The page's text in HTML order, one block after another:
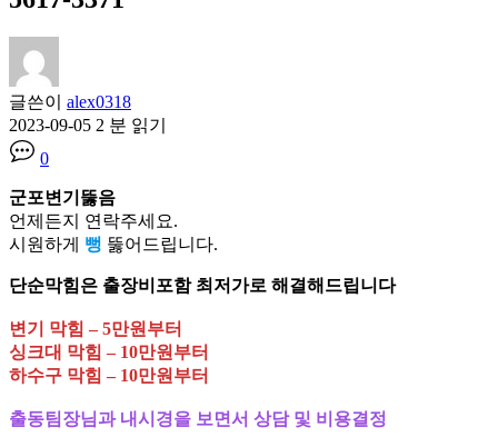
글쓴이 alex0318
2023-09-05 2 분 읽기
0
군포변기뚫음
언제든지 연락주세요.
시원하게 뻥 뚫어드립니다.
단순막힘은 출장비포함 최저가로 해결해드립니다
변기 막힘 – 5만원부터
싱크대 막힘 – 10만원부터
하수구 막힘 – 10만원부터
출동팀장님과 내시경을 보면서 상담 및 비용결정